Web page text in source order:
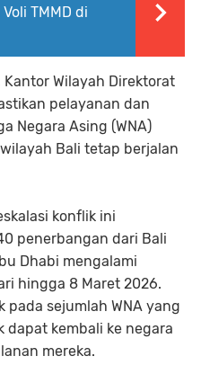
TMMD di
Wilayah Direktorat
pelayanan dan
Negara Asing (WNA)
Bali tetap berjalan
konflik ini
penerbangan dari Bali
Dhabi mengalami
hingga 8 Maret 2026.
pada sejumlah WNA yang
dapat kembali ke negara
mereka.